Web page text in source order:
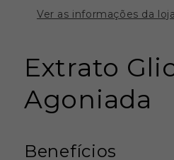
Ver as informações da loja
Extrato
Agoniada
Benefícios